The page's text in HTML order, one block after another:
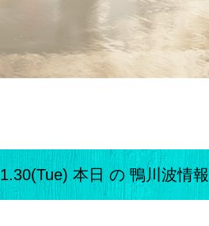
1.30(Tue) 本日 の 鴨川波情報